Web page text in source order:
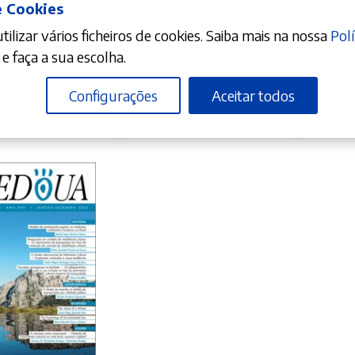
ADICIONAR
16,96€
RevCEDOUA N.º 46 RevCEDOUA
Cookies
vários ficheiros de cookies. Saiba mais na nossa
e faça a sua escolha.
Configurações Aceitar todos